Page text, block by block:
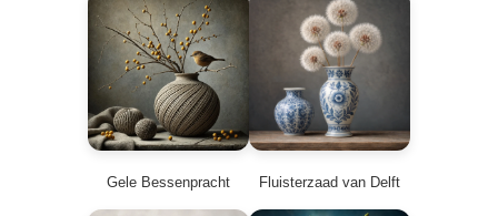
Gele Bessenpracht Fluisterzaad van Delft